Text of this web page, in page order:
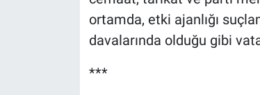
ortamda, etki ajanlığı
davalarında olduğu gibi
***